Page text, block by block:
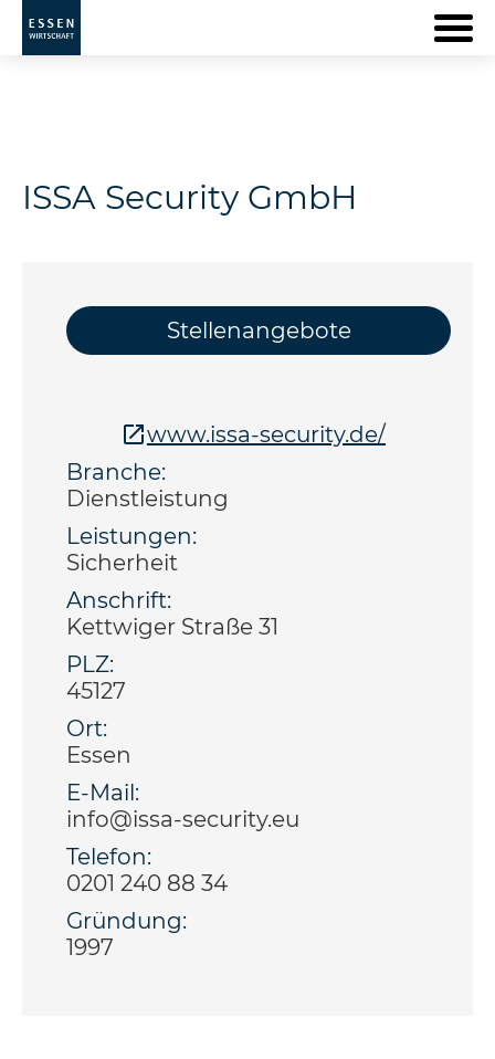
ISSA Security GmbH
Stellenangebote
www.issa-security.de/
Branche:
Dienstleistung
Leistungen:
Sicherheit
Anschrift:
Kettwiger Straße 31
PLZ:
45127
Ort:
Essen
E-Mail:
info@issa-security.eu
Telefon:
0201 240 88 34
Gründung:
1997